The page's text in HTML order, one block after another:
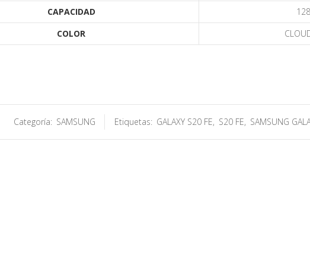
CAPACIDAD
COLOR
Categoría: SAMSUNG Etiquetas: GALAXY S20 FE, S20 FE, SAMSUNG